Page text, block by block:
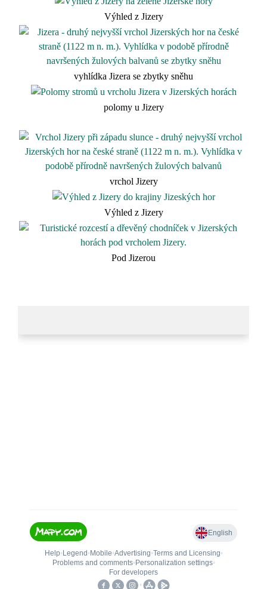
Výhled z Jizery
vyhlídka Jizera se zbytky sněhu
polomy u Jizery
vrchol Jizery
Výhled z Jizery
Pod Jizerou